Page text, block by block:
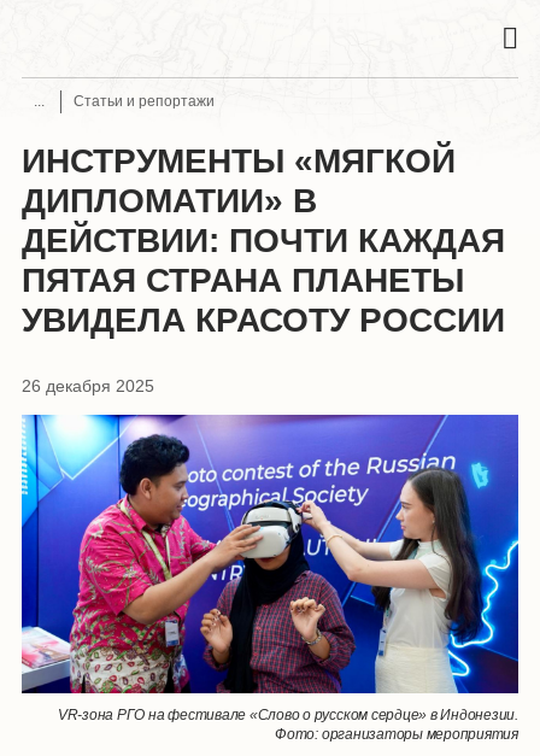
Статьи и репортажи
ИНСТРУМЕНТЫ «МЯГКОЙ
ДИПЛОМАТИИ» В
ДЕЙСТВИИ: ПОЧТИ КАЖДАЯ
ПЯТАЯ СТРАНА ПЛАНЕТЫ
УВИДЕЛА КРАСОТУ РОССИИ
26 декабря 2025
VR-зона РГО на фестивале «Слово о русском сердце» в Индонезии.
Фото: организаторы мероприятия